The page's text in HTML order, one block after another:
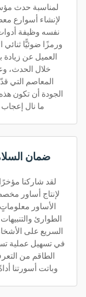
لمناسبة حدث
لإنشاء أسوارع
نفسه وظيفة
خلال الحدث،
المعاصم التي
الجودة أن تكون
ما نال
ضمان
لقد شاركنا
لإنتاج أساور
الأساور
الطوارئ
السريع على
في تسهيل عملية
الطاقم من
وباتت أسورتنا